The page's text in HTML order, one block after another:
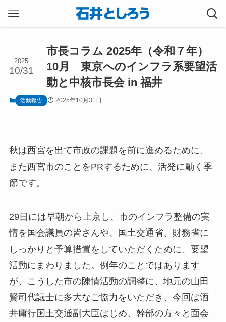
市長コラム 2025年（令和７年）
10月 東京へのインフラ系要望活
動と中核市長会 in 福井
2025
10/31
活動報告 2025年10月31日
秋は西宮を出て市政の課題を前に進めるために、
また西宮市のことをPRするために、活発に動く季
節です。
29日には早朝から上京し、市のインフラ整備の実
情を国会議員の皆さんや、国土交通省、財務省に
しっかりと予算措置をしていただくために、要望
活動にまわりました。例年のことではあります
が、こうした市の陳情活動の調整に、地元の山田
賢司代議士に多大なご協力をいただき、今回は酒
井庸行国土交通副大臣はじめ、幹部の方々と面会